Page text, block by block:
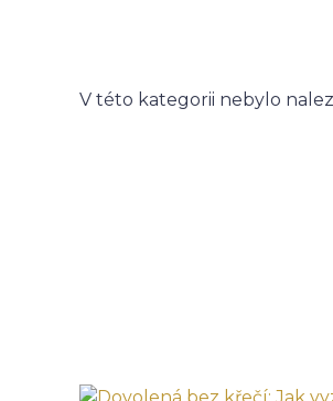
V této kategorii nebylo